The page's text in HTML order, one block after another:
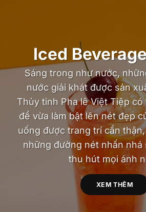
Iced
Sáng trong như nước,
nước giải khát được sản
Thủy tinh Pha lê Việt Tiệp
để vừa làm bật lên nét đẹp
uống được trang trí cẩn
những đường nét nhấn nhá
thu hút mọi ánh
XEM THÊM